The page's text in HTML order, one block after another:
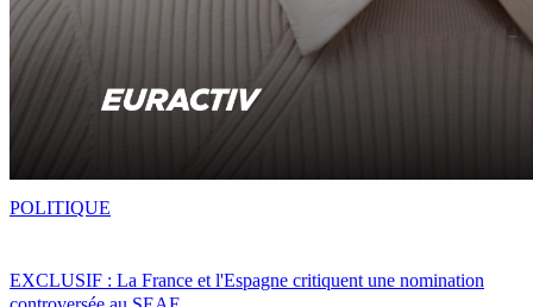
EXCLUSIF : La France et l'Espagne critiquent une nomination
POLITIQUE